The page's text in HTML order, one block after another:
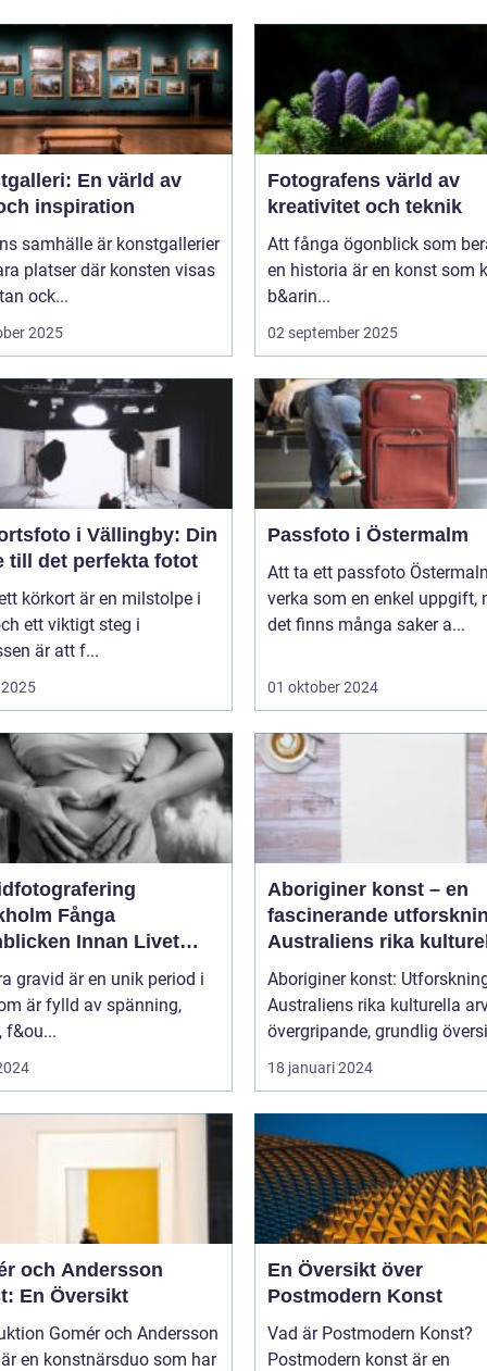
En värld av
inspiration
samhälle är konstgallerier
platser där konsten visas
ock...
2025
Fotografens värld av
kreativitet och teknik
Att fånga ögonblick som
en historia är en konst som
b&arin...
02 september 2025
i Vällingby: Din
till det perfekta fotot
körkort är en milstolpe i
ett viktigt steg i
är att f...
Passfoto i Östermalm
Att ta ett passfoto
verka som en enkel uppgift,
det finns många saker a...
01 oktober 2024
Fånga
Innan Livet
gravid är en unik period i
är fylld av spänning,
f&ou...
Aboriginer konst – en
fascinerande
Australiens rika
arv
Aboriginer konst:
Australiens rika kulturella arv
övergripande, grundlig
18 januari 2024
och Andersson
En Översikt
och Andersson
en konstnärsduo som har
En Översikt över
Postmodern Konst
Vad är Postmodern Konst?
Postmodern konst är en